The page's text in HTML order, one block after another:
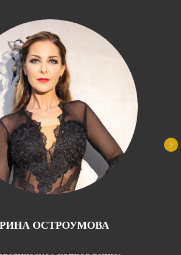
ОСТРОУМОВА